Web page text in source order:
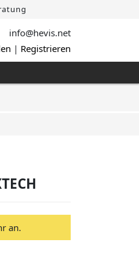
info@hevis.net
| Registrieren
an.